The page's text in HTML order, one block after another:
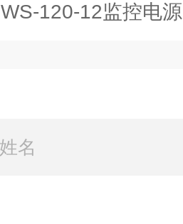
WS-120-12监控电源